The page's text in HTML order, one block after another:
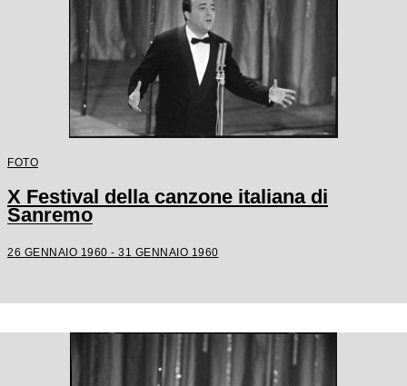
FOTO
X Festival della canzone italiana di
Sanremo
26 GENNAIO 1960 - 31 GENNAIO 1960